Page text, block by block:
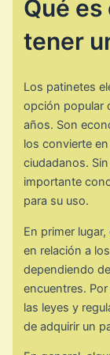
Qué
tener
Los patinetes
opción popular
años. Son
los convierte
ciudadanos.
importante
para su uso.
En primer
en relación a
dependiendo
encuentres.
las leyes y
de adquirir un